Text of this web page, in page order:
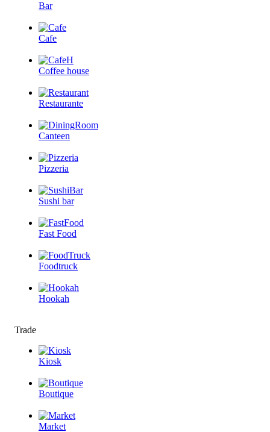
Bar
Cafe
Coffee house
Restaurante
Canteen
Pizzeria
Sushi bar
Fast Food
Foodtruck
Hookah
Trade
Kiosk
Boutique
Market